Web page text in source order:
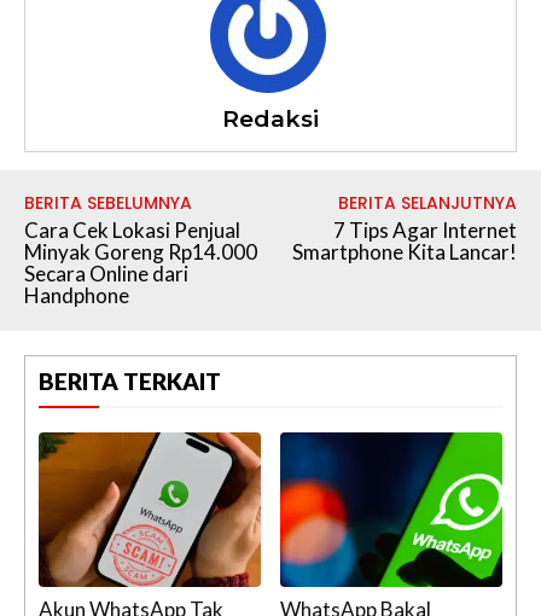
Redaksi
BERITA SEBELUMNYA
Cara Cek Lokasi Penjual
Minyak Goreng Rp14.000
Secara Online dari
Handphone
BERITA SELANJUTNYA
7 Tips Agar Internet
Smartphone Kita Lancar!
BERITA TERKAIT
Akun WhatsApp Tak WhatsApp Bakal